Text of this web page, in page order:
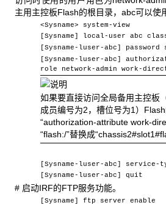
主用主控板Flash的根目录，abc可以使
<Sysname> system-view
[Sysname] local-user abc class
[Sysname-luser-abc] password
[Sysname-luser-abc]
role network-admin work-
如果要直接访问全局备用主控板
成员编号为2，槽位号为1）
“authorization-attribute work-
“flash:/”替换成
[Sysname-luser-abc] service-
[Sysname-luser-abc] quit
# 启动IRF的FTP服务功能。
[Sysname] ftp server enable